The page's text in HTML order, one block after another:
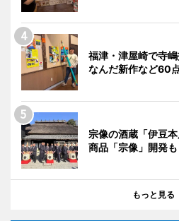
福津・津屋崎で寺
なんだ新作など60
宗像の酒蔵「伊豆
商品「宗像」開発も
もっと見る